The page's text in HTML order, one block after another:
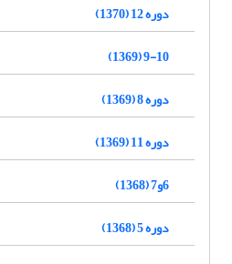
دوره 12 (1370)
9-10 (1369)
دوره 8 (1369)
دوره 11 (1369)
6و7 (1368)
دوره 5 (1368)